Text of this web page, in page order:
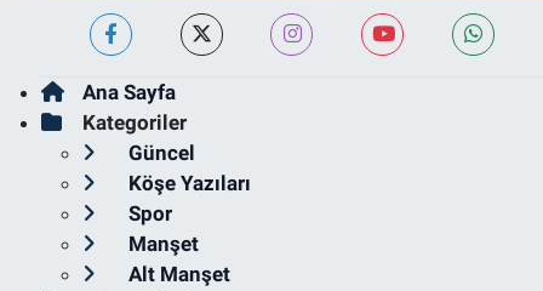
Ana Sayfa
Kategoriler
Güncel
Köşe Yazıları
Spor
Manşet
Alt Manşet